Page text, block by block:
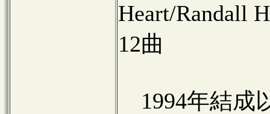
Heart/Randall
12曲
1994年結成